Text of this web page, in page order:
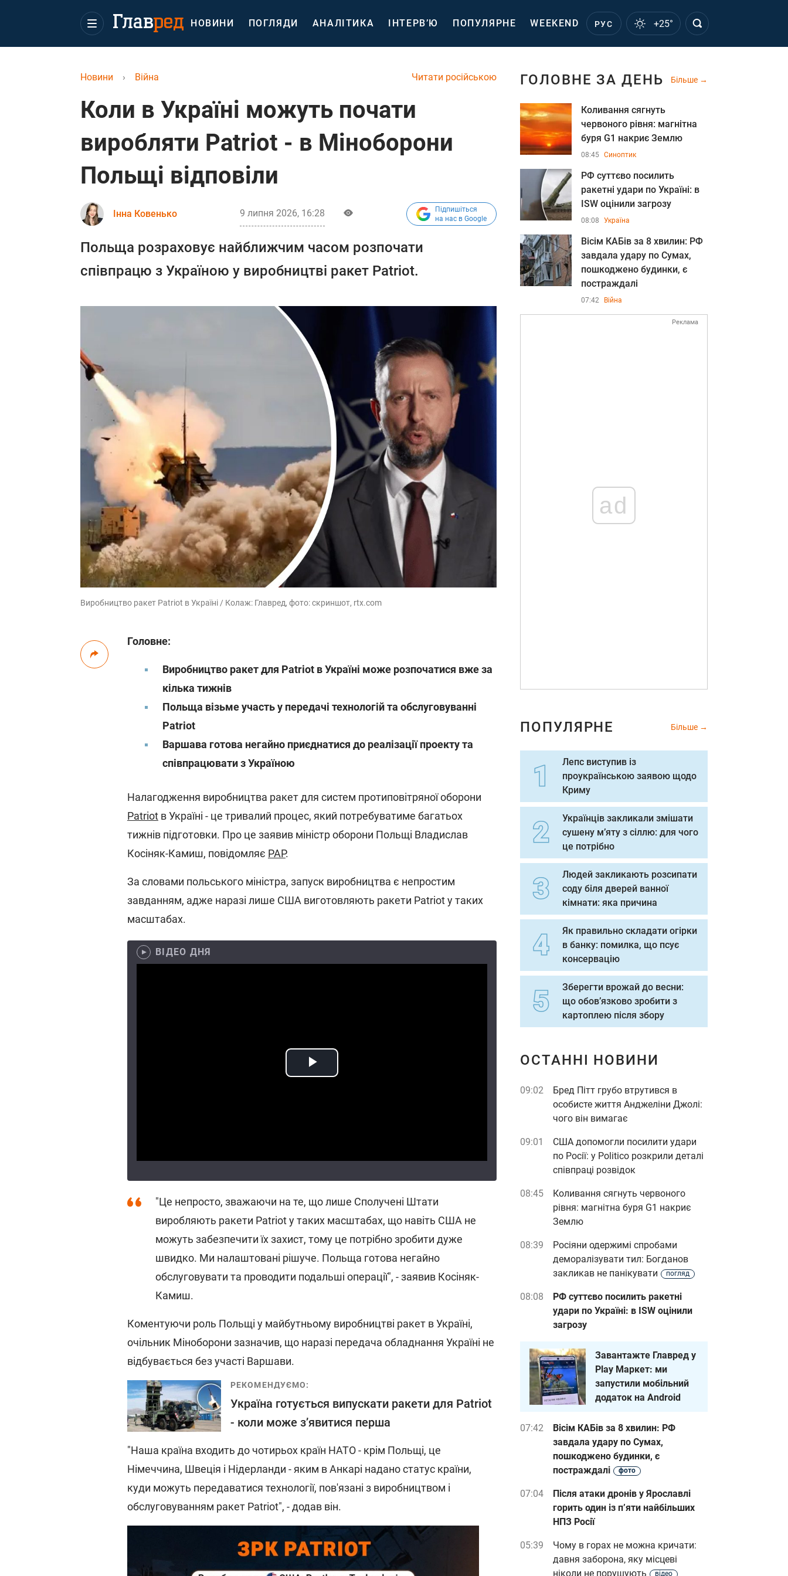
НОВИНИ ПОГЛЯДИ АНАЛІТИКА ІНТЕРВ’Ю ПОПУЛЯРНЕ WEEKEND РУС +25°
Читати російською
Новини › Війна
Коли в Україні можуть почати
виробляти Patriot - в Міноборони
Польщі відповіли
Інна Ковенько 9 липня 2026, 16:28
Підпишіться
на нас в Google
Польща розраховує найближчим часом розпочати
співпрацю з Україною у виробництві ракет Patriot.
Виробництво ракет Patriot в Україні / Колаж: Главред, фото: скриншот, rtx.com
Головне:
Виробництво ракет для Patriot в Україні може розпочатися вже за
кілька тижнів
Польща візьме участь у передачі технологій та обслуговуванні
Patriot
Варшава готова негайно приєднатися до реалізації проекту та
співпрацювати з Україною
Налагодження виробництва ракет для систем протиповітряної оборони
Patriot в Україні - це тривалий процес, який потребуватиме багатьох
тижнів підготовки. Про це заявив міністр оборони Польщі Владислав
Косіняк-Камиш, повідомляє PAP.
За словами польського міністра, запуск виробництва є непростим
завданням, адже наразі лише США виготовляють ракети Patriot у таких
масштабах.
ВІДЕО ДНЯ
"Це непросто, зважаючи на те, що лише Сполучені Штати
виробляють ракети Patriot у таких масштабах, що навіть США не
можуть забезпечити їх захист, тому це потрібно зробити дуже
швидко. Ми налаштовані рішуче. Польща готова негайно
обслуговувати та проводити подальші операції", - заявив Косіняк-
Камиш.
Коментуючи роль Польщі у майбутньому виробництві ракет в Україні,
очільник Міноборони зазначив, що наразі передача обладнання Україні не
відбувається без участі Варшави.
РЕКОМЕНДУЄМО:
Україна готується випускати ракети для Patriot
- коли може з’явитися перша
"Наша країна входить до чотирьох країн НАТО - крім Польщі, це
Німеччина, Швеція і Нідерланди - яким в Анкарі надано статус країни,
куди можуть передаватися технології, пов'язані з виробництвом і
обслуговуванням ракет Patriot", - додав він.
ГОЛОВНЕ ЗА ДЕНЬ Більше
Коливання сягнуть
червоного рівня: магнітна
буря G1 накриє Землю
08:45 Синоптик
РФ суттєво посилить
ракетні удари по Україні: в
ISW оцінили загрозу
08:08 Україна
Вісім КАБів за 8 хвилин: РФ
завдала удару по Сумах,
пошкоджено будинки, є
постраждалі
07:42 Війна
Реклама
ad
ПОПУЛЯРНЕ Більше
Лепс виступив із
проукраїнською заявою щодо
Криму
Українців закликали змішати
сушену м’яту з сіллю: для чого
це потрібно
Людей закликають розсипати
соду біля дверей ванної
кімнати: яка причина
Як правильно складати огірки
в банку: помилка, що псує
консервацію
Зберегти врожай до весни:
що обов’язково зробити з
картоплею після збору
ОСТАННІ НОВИНИ
09:02
Бред Пітт грубо втрутився в
особисте життя Анджеліни Джолі:
чого він вимагає
09:01
США допомогли посилити удари
по Росії: у Politico розкрили деталі
співпраці розвідок
08:45
Коливання сягнуть червоного
рівня: магнітна буря G1 накриє
Землю
08:39
Росіяни одержимі спробами
деморалізувати тил: Богданов
закликав не панікувати
погляд
08:08
РФ суттєво посилить ракетні
удари по Україні: в ISW оцінили
загрозу
Завантажте Главред у
Play Маркет: ми
запустили мобільний
додаток на Android
07:42
Вісім КАБів за 8 хвилин: РФ
завдала удару по Сумах,
пошкоджено будинки, є
постраждалі
фото
07:04
Після атаки дронів у Ярославлі
горить один із п’яти найбільших
НПЗ Росії
05:39
Чому в горах не можна кричати:
давня заборона, яку місцеві
ніколи не порушують
відео